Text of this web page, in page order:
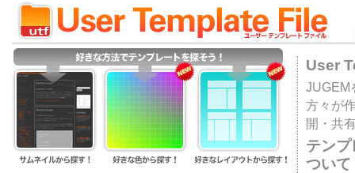
User
JUGEM
方々が
開・共
テン
ついて